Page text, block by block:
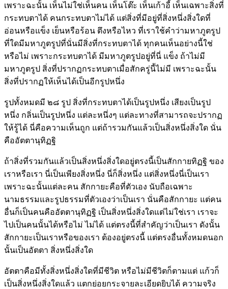
เพราะฉะนั้น เห็นไม่ใช่เห็นคน เห็นโต๊ะ เห็นเก้าอี้ เห็นเฉพาะสิ่งที่
กระทบตาได้ คนกระทบตาไม่ได้ แต่สิ่งที่มีอยู่ที่สิ่งหนึ่งสิ่งใดที่
อ่อนหรือแข็ง เย็นหรือร้อน ตึงหรือไหว ที่เราใช้คำว่ามหาภูตรูป
ที่ใดมีมหาภูตรูปที่นั่นมีสิ่งที่กระทบตาได้ ทุกคนเห็นอย่างนี้ใช่
หรือไม่ เพราะกระทบตาได้ มีมหาภูตรูปอยู่ที่นี่ แข็ง ถ้าไม่มี
มหาภูตรูป สิ่งที่ปรากฏกระทบตาเมื่อสักครู่นี้ไม่มี เพราะฉะนั้น
สิ่งที่ปรากฏให้เห็นได้เป็นอีกรูปหนึ่ง
รูปทั้งหมดมี ๒๘ รูป สิ่งที่กระทบตาได้เป็นรูปหนึ่ง เสียงเป็นรูป
หนึ่ง กลิ่นเป็นรูปหนึ่ง แต่ละหนึ่งๆ แต่ละทางที่สามารถจะปรากฏ
ให้รู้ได้ นี่คือความเห็นถูก แต่ถ้ารวมกันแล้วเป็นสิ่งหนึ่งสิ่งใด นั่น
คืออัตตานุทิฏฐิ
ถ้าสิ่งที่รวมกันแล้วเป็นสิ่งหนึ่งสิ่งใดอยู่ตรงนี้เป็นสักกายทิฏฐิ ของ
เราหรือเรา นี่เป็นเพียงสิ่งหนึ่ง นี่ก็สิ่งหนึ่ง แต่สิ่งหนึ่งนี่เป็นเรา
เพราะฉะนั้นแต่ละคน สักกายะคือที่ตัวเอง นับถือเฉพาะ
นามธรรมและรูปธรรมที่ตัวเองว่าเป็นเรา นั่นคือสักกายะ แต่คน
อื่นก็เป็นคนคืออัตตานุทิฏฐิ เป็นสิ่งหนึ่งสิ่งใดแต่ไม่ใช่เรา เราจะ
ไปเป็นคนนั้นได้หรือไม่ ไม่ได้ แต่ตรงนี้ที่สำคัญว่าเป็นเรา ดังนั้น
สักกายะเป็นเราหรือของเรา ต้องอยู่ตรงนี้ แต่ตรงอื่นทั้งหมดนอก
นั้นเป็นอัตตา สิ่งหนึ่งสิ่งใด
อัตตาคือมีทั้งสิ่งหนึ่งสิ่งใดที่มีชีวิต หรือไม่มีชีวิตก็ตามแต่ แก้วก็
เป็นสิ่งหนึ่งสิ่งใดแล้ว แตกย่อยกระจายละเอียดยิบได้ ความจริง